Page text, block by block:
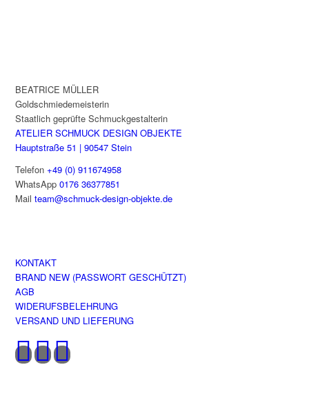
gewählt
werden
BEATRICE MÜLLER
Goldschmiedemeisterin
Staatlich geprüfte Schmuckgestalterin
ATELIER SCHMUCK DESIGN OBJEKTE
Hauptstraße 51 | 90547 Stein
Telefon+49 (0) 911674958
WhatsApp0176 36377851
Mailteam@schmuck-design-objekte.de
KONTAKT
BRAND NEW (PASSWORT GESCHÜTZT)
AGB
WIDERUFSBELEHRUNG
VERSAND UND LIEFERUNG